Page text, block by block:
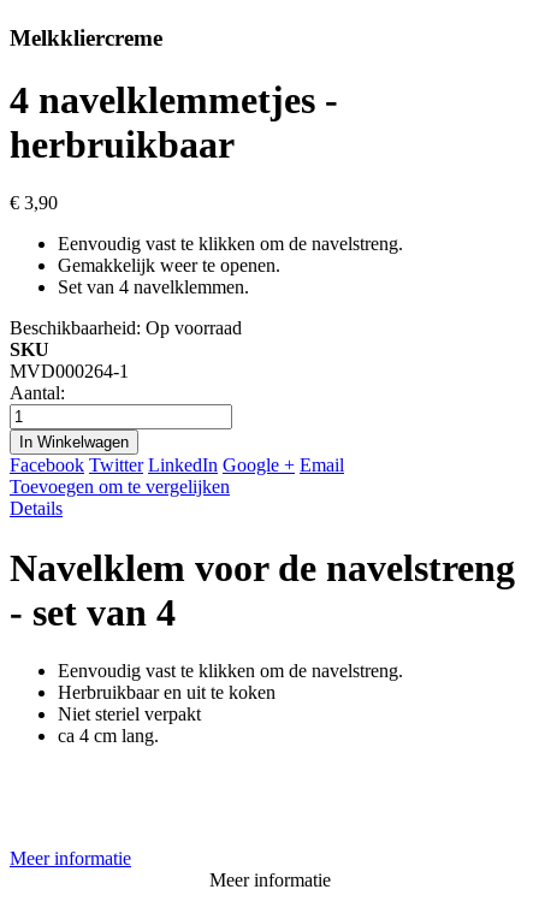
Melkkliercreme
4 navelklemmetjes -
herbruikbaar
€ 3,90
Eenvoudig vast te klikken om de navelstreng.
Gemakkelijk weer te openen.
Set van 4 navelklemmen.
Beschikbaarheid: Op voorraad
SKU
MVD000264-1
Aantal:
In Winkelwagen
Facebook Twitter LinkedIn Google + Email
Toevoegen om te vergelijken
Details
Navelklem voor de navelstreng
- set van 4
Eenvoudig vast te klikken om de navelstreng.
Herbruikbaar en uit te koken
Niet steriel verpakt
ca 4 cm lang.
Meer informatie
Meer informatie